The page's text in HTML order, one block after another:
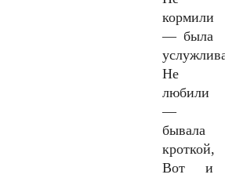
кормили
— была
Не
любили
—
бывала
кроткой,
Вот и